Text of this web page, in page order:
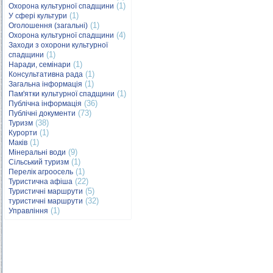
Охорона культурної спадщини (1)
У сфері культури (1)
Оголошення (загальні) (1)
Охорона культурної спадщини (4)
Заходи з охорони культурної
спадщини (1)
Наради, семінари (1)
Консультативна рада (1)
Загальна інформація (1)
Пам'ятки культурної спадщини (1)
Публічна інформація (36)
Публічні документи (73)
Туризм (38)
Курорти (1)
Маків (1)
Мінеральні води (9)
Сільський туризм (1)
Перелік агроосель (1)
Туристична афіша (22)
Туристичні маршрути (5)
туристичні маршрути (32)
Управління (1)